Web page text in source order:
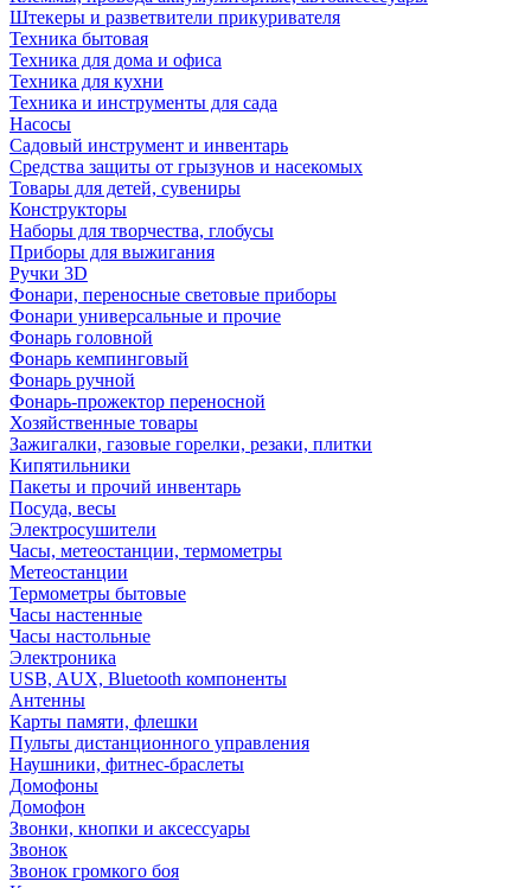
Штекеры и разветвители прикуривателя
Техника бытовая
Техника для дома и офиса
Техника для кухни
Техника и инструменты для сада
Насосы
Садовый инструмент и инвентарь
Средства защиты от грызунов и насекомых
Товары для детей, сувениры
Конструкторы
Наборы для творчества, глобусы
Приборы для выжигания
Ручки 3D
Фонари, переносные световые приборы
Фонари универсальные и прочие
Фонарь головной
Фонарь кемпинговый
Фонарь ручной
Фонарь-прожектор переносной
Хозяйственные товары
Зажигалки, газовые горелки, резаки, плитки
Кипятильники
Пакеты и прочий инвентарь
Посуда, весы
Электросушители
Часы, метеостанции, термометры
Метеостанции
Термометры бытовые
Часы настенные
Часы настольные
Электроника
USB, AUX, Bluetooth компоненты
Антенны
Карты памяти, флешки
Пульты дистанционного управления
Наушники, фитнес-браслеты
Домофоны
Домофон
Звонки, кнопки и аксессуары
Звонок
Звонок громкого боя